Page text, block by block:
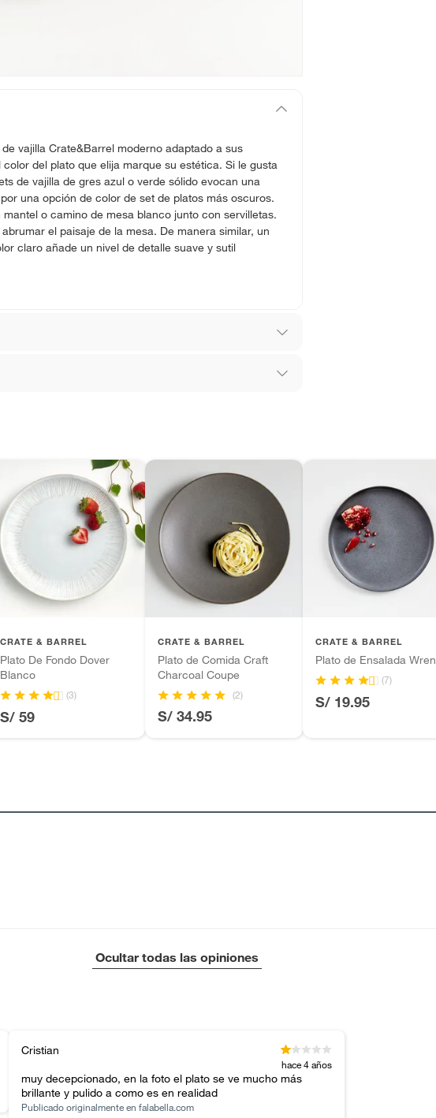
vajilla Crate&Barrel moderno adaptado a sus
del plato que elija marque su estética. Si le gusta
de vajilla de gres azul o verde sólido evocan una
una opción de color de set de platos más oscuros.
o camino de mesa blanco junto con servilletas.
el paisaje de la mesa. De manera similar, un
claro añade un nivel de detalle suave y sutil
diferentes, otras con restricciones y algunas
tienen:
productos para asfalto, hormigón, albañilería.
productos para asfalto.
tecnología, línea blanca, colchones, muebles,
suplementos alimenticios, vitaminas.
CRATE & BARREL
Plato De Fondo Dover
Blanco
(3)
S/ 59
CRATE & BARREL
Plato de Comida Craft
Charcoal Coupe
(2)
S/ 34.95
CRATE & BARREL
Plato de Ensalada Wren
(7)
S/ 19.95
Ocultar todas las opiniones
Cristian
hace 4 años
muy decepcionado, en la foto el plato se ve mucho más
brillante y pulido a como es en realidad
Publicado originalmente en falabella.com